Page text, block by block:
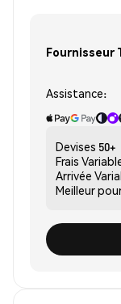
Fournisseur
Assistance:
Devises 50+
Frais
Arrivée
Meilleur